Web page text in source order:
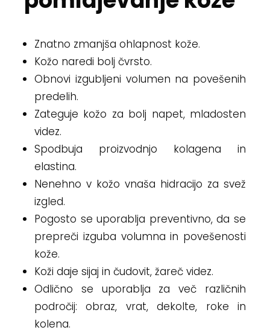
Znatno zmanjša ohlapnost kože.
Kožo naredi bolj čvrsto.
Obnovi izgubljeni volumen na povešenih
predelih.
Zateguje kožo za bolj napet, mladosten
videz.
Spodbuja proizvodnjo kolagena in
elastina.
Nenehno v kožo vnaša hidracijo za svež
izgled.
Pogosto se uporablja preventivno, da se
prepreči izguba volumna in povešenosti
kože.
Koži daje sijaj in čudovit, žareč videz.
Odlično se uporablja za več različnih
področij: obraz, vrat, dekolte, roke in
kolena.